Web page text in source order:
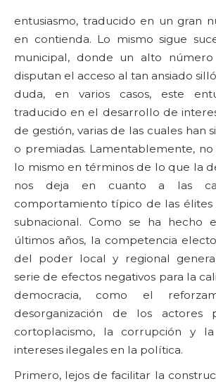
entusiasmo, traducido en un gran
en contienda. Lo mismo sigue
municipal, donde un alto
disputan el acceso al tan ansiado
duda, en varios casos, este
traducido en el desarrollo de
de gestión, varias de las cuales han
o premiadas. Lamentablemente,
lo mismo en términos de lo que la
nos deja en cuanto a las
comportamiento típico de las élites
subnacional. Como se ha hecho
últimos años, la competencia
del poder local y regional
serie de efectos negativos para la
democracia, como el
desorganización de los actores
cortoplacismo, la corrupción y
intereses ilegales en la política.
Primero, lejos de facilitar la